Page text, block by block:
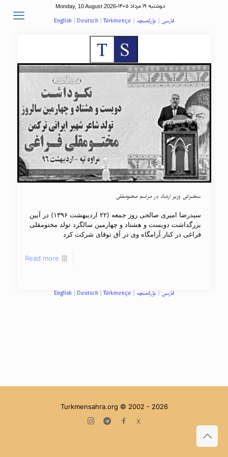
Monday, 10 August 2026- دوشنبه ۱۹ مرداد ۱۴۰۵
فارسی | تؤرکمنچه |
English | Deutsch | Türkmençe
سخنرانی وزیر ارشاد در مراسم مختومقلی
سیدرضا امیری صالحی روز جمعه (۲۲ اردیبهشت ۱۳۹۶) در آیین
بزرگداشت دویست و هشتاد و چهارمین سالگرد تولد مختومقلی
فراغی در کنار آرامگاه وی در آق توقای شرکت کرد
Read more
Turkmensahra.org © 2002 - 2026
X
facebook
Telegram
Instagram
فارسی تؤرکمنچه English Deutsch Türkmençe